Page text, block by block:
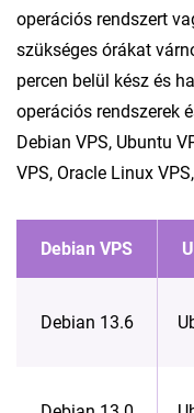
operációs rendszert
szükséges órákat
percen belül kész és
operációs rendszerek
Debian VPS, Ubuntu
VPS, Oracle Linux
Debian VPS
Debian 13.6